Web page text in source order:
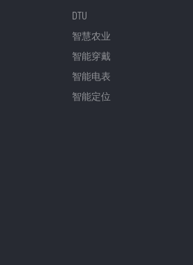
DTU
智慧农业
智能穿戴
智能电表
智能定位